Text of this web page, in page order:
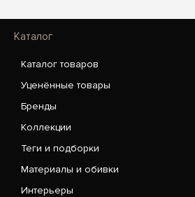
Каталог
Каталог товаров
Уценённые товары
Бренды
Коллекции
Теги и подборки
Материалы и обивки
Интерьеры